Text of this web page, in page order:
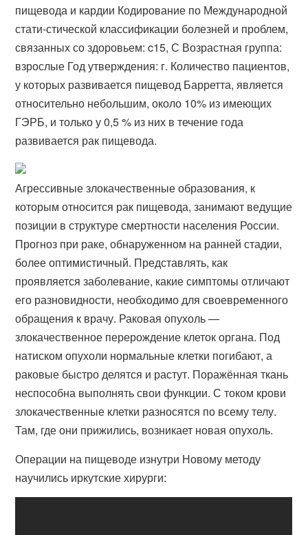
пищевода и кардии Кодирование по Международной
стати-стической классификации болезней и проблем,
связанных со здоровьем: c15, С Возрастная группа:
взрослые Год утверждения: г. Количество пациентов,
у которых развивается пищевод Барретта, является
относительно небольшим, около 10% из имеющих
ГЭРБ, и только у 0,5 % из них в течение года
развивается рак пищевода.
Агрессивные злокачественные образования, к
которым относится рак пищевода, занимают ведущие
позиции в структуре смертности населения России.
Прогноз при раке, обнаруженном на ранней стадии,
более оптимистичный. Представлять, как
проявляется заболевание, какие симптомы отличают
его разновидности, необходимо для своевременного
обращения к врачу. Раковая опухоль —
злокачественное перерождение клеток органа. Под
натиском опухоли нормальные клетки погибают, а
раковые быстро делятся и растут. Поражённая ткань
неспособна выполнять свои функции. С током крови
злокачественные клетки разносятся по всему телу.
Там, где они прижились, возникает новая опухоль.
Операции на пищеводе изнутри Новому методу
научились иркутские хирурги: